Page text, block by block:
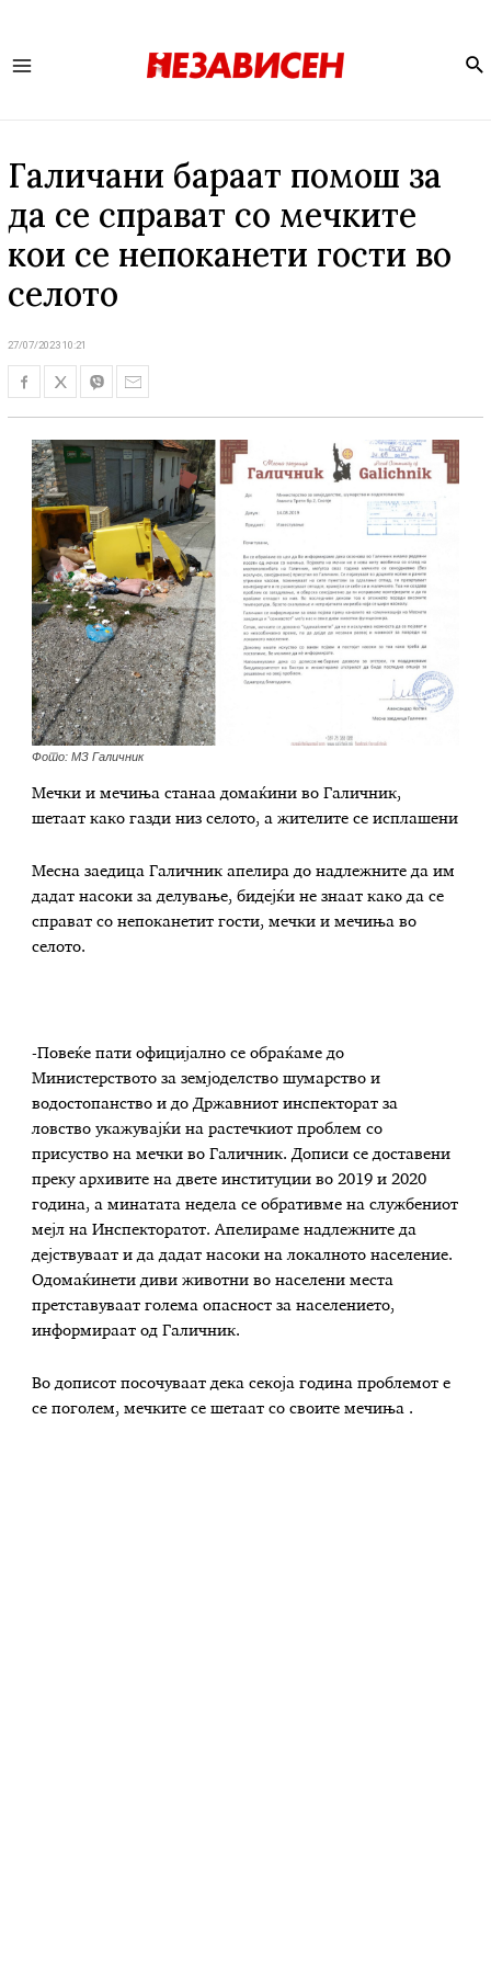
Галичани бараат помош за
да се справат со мечките
кои се непоканети гости во
селото
27/07/2023 10:21
Фото: МЗ Галичник
Мечки и мечиња станаа домаќини во Галичник,
шетаат како газди низ селото, а жителите се исплашени
Месна заедица Галичник апелира до надлежните да им
дадат насоки за делување, бидејќи не знаат како да се
справат со непоканетит гости, мечки и мечиња во
селото.
-Повеќе пати официјално се обраќаме до
Министерството за земјоделство шумарство и
водостопанство и до Државниот инспекторат за
ловство укажувајќи на растечкиот проблем со
присуство на мечки во Галичник. Дописи се доставени
преку архивите на двете институции во 2019 и 2020
година, а минатата недела се обративме на службениот
мејл на Инспекторатот. Апелираме надлежните да
дејствуваат и да дадат насоки на локалното население.
Одомаќинети диви животни во населени места
претставуваат голема опасност за населението,
информираат од Галичник.
Во дописот посочуваат дека секоја година проблемот е
се поголем, мечките се шетаат со своите мечиња .